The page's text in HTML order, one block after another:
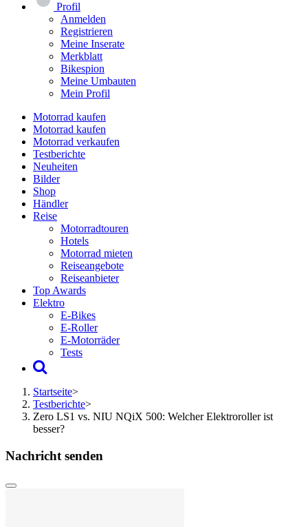
Profil
Anmelden
Registrieren
Meine Inserate
Merkblatt
Bikespion
Meine Umbauten
Mein Profil
Motorrad kaufen
Motorrad kaufen
Motorrad verkaufen
Testberichte
Neuheiten
Bilder
Shop
Händler
Reise
Motorradtouren
Hotels
Motorrad mieten
Reiseangebote
Reiseanbieter
Top Awards
Elektro
E-Bikes
E-Roller
E-Motorräder
Tests
Startseite>
Testberichte>
Zero LS1 vs. NIU NQiX 500: Welcher Elektroroller ist
besser?
Nachricht senden